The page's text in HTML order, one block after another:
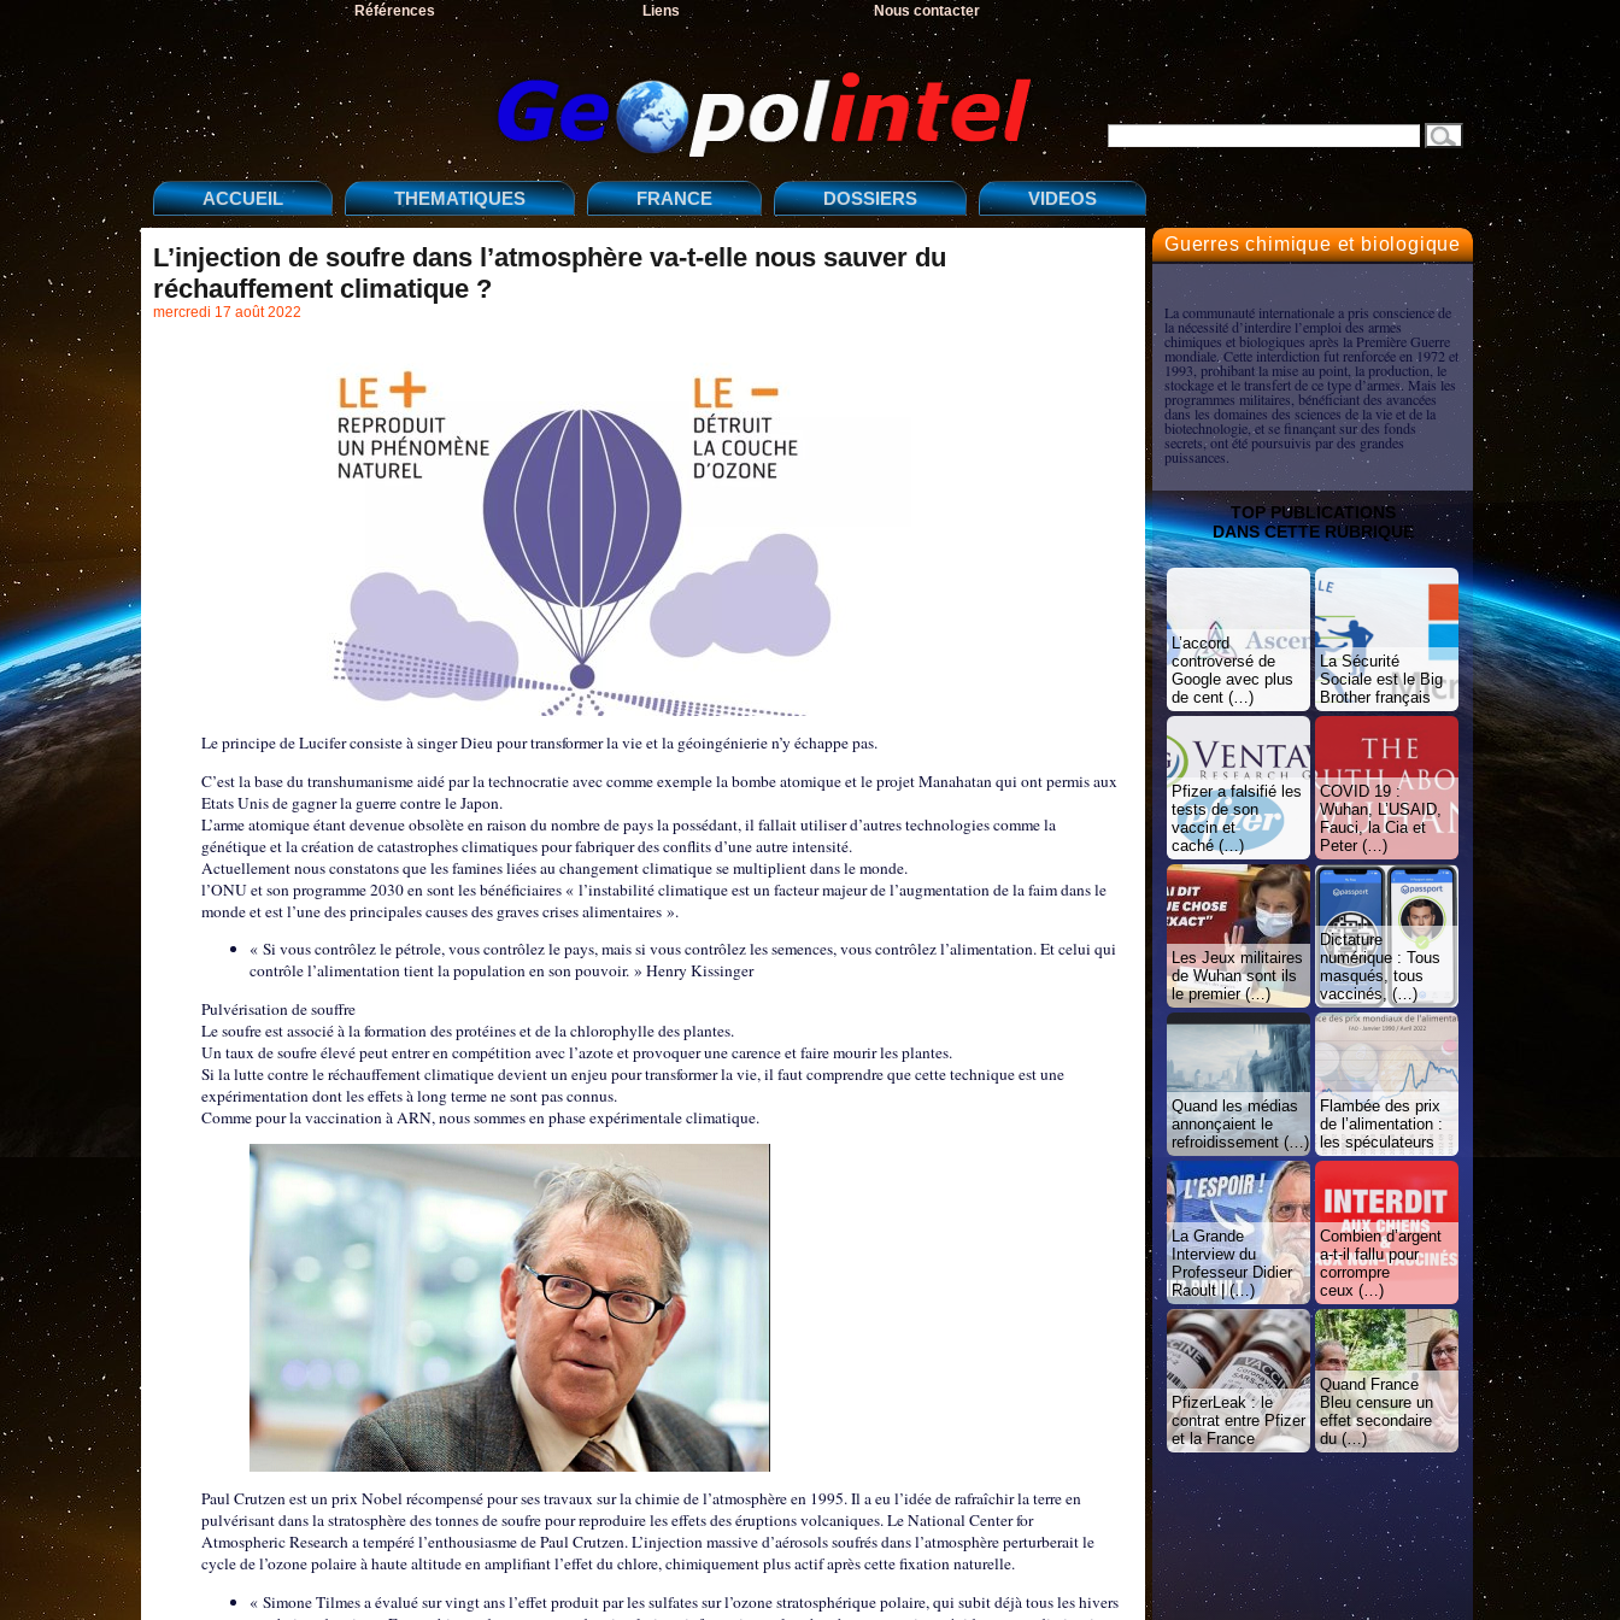
Références Liens Nous contacter
ACCUEIL THEMATIQUES FRANCE DOSSIERS VIDEOS
L’injection de soufre dans l’atmosphère va-t-elle nous sauver du
réchauffement climatique ?
mercredi 17 août 2022
Le principe de Lucifer consiste à singer Dieu pour transformer la vie et la géoingénierie n’y échappe pas.
C’est la base du transhumanisme aidé par la technocratie avec comme exemple la bombe atomique et le projet Manahatan qui ont permis aux
Etats Unis de gagner la guerre contre le Japon.
L’arme atomique étant devenue obsolète en raison du nombre de pays la possédant, il fallait utiliser d’autres technologies comme la
génétique et la création de catastrophes climatiques pour fabriquer des conflits d’une autre intensité.
Actuellement nous constatons que les famines liées au changement climatique se multiplient dans le monde.
l’ONU et son programme 2030 en sont les bénéficiaires « l’instabilité climatique est un facteur majeur de l’augmentation de la faim dans le
monde et est l’une des principales causes des graves crises alimentaires ».
« Si vous contrôlez le pétrole, vous contrôlez le pays, mais si vous contrôlez les semences, vous contrôlez l’alimentation. Et celui qui
contrôle l’alimentation tient la population en son pouvoir. » Henry Kissinger
Pulvérisation de souffre
Le soufre est associé à la formation des protéines et de la chlorophylle des plantes.
Un taux de soufre élevé peut entrer en compétition avec l’azote et provoquer une carence et faire mourir les plantes.
Si la lutte contre le réchauffement climatique devient un enjeu pour transformer la vie, il faut comprendre que cette technique est une
expérimentation dont les effets à long terme ne sont pas connus.
Comme pour la vaccination à ARN, nous sommes en phase expérimentale climatique.
Paul Crutzen est un prix Nobel récompensé pour ses travaux sur la chimie de l’atmosphère en 1995. Il a eu l’idée de rafraîchir la terre en
pulvérisant dans la stratosphère des tonnes de soufre pour reproduire les effets des éruptions volcaniques. Le National Center for
Atmospheric Research a tempéré l’enthousiasme de Paul Crutzen. L’injection massive d’aérosols soufrés dans l’atmosphère perturberait le
cycle de l’ozone polaire à haute altitude en amplifiant l’effet du chlore, chimiquement plus actif après cette fixation naturelle.
« Simone Tilmes a évalué sur vingt ans l’effet produit par les sulfates sur l’ozone stratosphérique polaire, qui subit déjà tous les hivers
Guerres chimique et biologique
La communauté internationale a pris conscience de
la nécessité d’interdire l’emploi des armes
chimiques et biologiques après la Première Guerre
mondiale. Cette interdiction fut renforcée en 1972 et
1993, prohibant la mise au point, la production, le
stockage et le transfert de ce type d’armes. Mais les
programmes militaires, bénéficiant des avancées
dans les domaines des sciences de la vie et de la
biotechnologie, et se finançant sur des fonds
secrets, ont été poursuivis par des grandes
puissances.
TOP PUBLICATIONS
DANS CETTE RUBRIQUE
L’accord
controversé de
Google avec plus
de cent (…)
La Sécurité
Sociale est le Big
Brother français
Pfizer a falsifié les
tests de son
vaccin et
caché (…)
COVID 19 :
Wuhan, L’USAID,
Fauci, la Cia et
Peter (…)
Les Jeux militaires
de Wuhan sont ils
le premier (…)
Dictature
numérique : Tous
masqués, tous
vaccinés, (…)
Quand les médias
annonçaient le
refroidissement (…)
Flambée des prix
de l’alimentation :
les spéculateurs
La Grande
Interview du
Professeur Didier
Raoult | (…)
Combien d’argent
a-t-il fallu pour
corrompre
ceux (…)
PfizerLeak : le
contrat entre Pfizer
et la France
Quand France
Bleu censure un
effet secondaire
du (…)